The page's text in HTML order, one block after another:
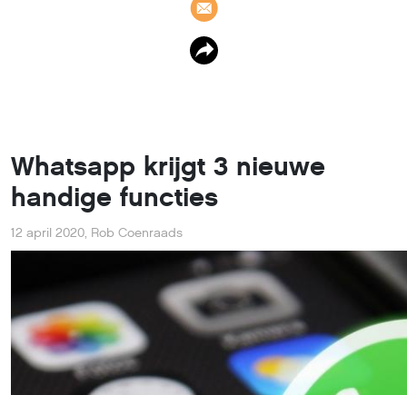
Whatsapp krijgt 3 nieuwe
handige functies
12 april 2020, Rob Coenraads